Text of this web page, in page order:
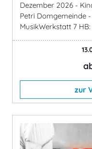
Dezember 2026 -
Petri Domgemeinde -
MusikWerkstatt 7 HB:
zur